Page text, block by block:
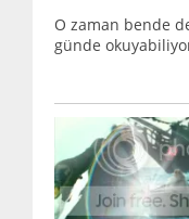
O zaman bende
günde